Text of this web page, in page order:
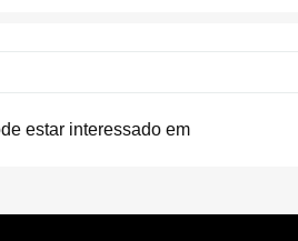
estar interessado em